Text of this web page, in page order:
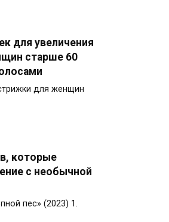
для увеличения
старше 60
для женщин
которые
с необычной
пес» (2023) 1.